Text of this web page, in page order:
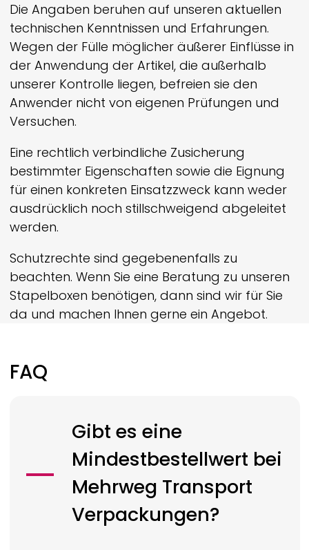
Die Angaben beruhen auf unseren aktuellen
technischen Kenntnissen und Erfahrungen.
Wegen der Fülle möglicher äußerer Einflüsse in
der Anwendung der Artikel, die außerhalb
unserer Kontrolle liegen, befreien sie den
Anwender nicht von eigenen Prüfungen und
Versuchen.
Eine rechtlich verbindliche Zusicherung
bestimmter Eigenschaften sowie die Eignung
für einen konkreten Einsatzzweck kann weder
ausdrücklich noch still­schweigend abgeleitet
werden.
Schutzrechte sind gegebenenfalls zu
beachten. Wenn Sie eine Beratung zu unseren
Stapelboxen benötigen, dann sind wir für Sie
da und machen Ihnen gerne ein Angebot.
FAQ
Gibt es eine
Mindestbestellwert bei
Mehrweg Transport
Verpackungen?